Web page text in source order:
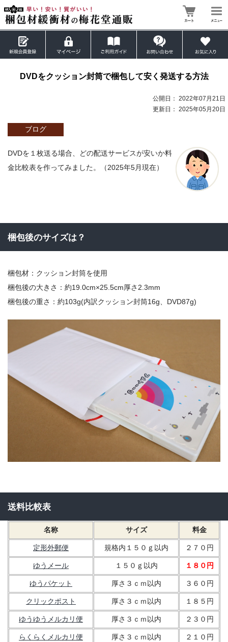
DVDをクッション封筒で梱包して安く発送する方法
公開日： 2022年07月21日
更新日： 2025年05月20日
ブログ
DVDを１枚送る場合、どの配送サービスが安いか料
金比較表を作ってみました。（2025年5月現在）
梱包後のサイズは？
梱包材：クッション封筒を使用
梱包後の大きさ：約19.0cm×25.5cm厚さ2.3mm
梱包後の重さ：約103g(内訳クッション封筒16g、DVD87g)
送料比較表
名称 サイズ 料金
定形外郵便 規格内１５０ｇ以内 ２７０円
ゆうメール １５０ｇ以内 １８０円
ゆうパケット 厚さ３ｃｍ以内 ３６０円
クリックポスト 厚さ３ｃｍ以内 １８５円
ゆうゆうメルカリ便 厚さ３ｃｍ以内 ２３０円
らくらくメルカリ便 厚さ３ｃｍ以内 ２１０円